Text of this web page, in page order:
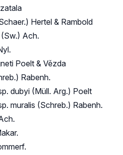
Hertel & Rambold
Ach.
Poelt & Vězda
Rabenh.
dubyi (Müll. Arg.) Poelt
muralis (Schreb.) Rabenh.